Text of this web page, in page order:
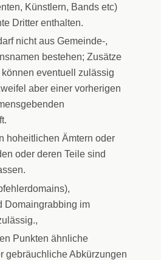
Künstlern, Bands etc)
Dritter enthalten.
nicht aus Gemeinde-,
bestehen; Zusätze
eventuell zulässig
aber einer vorherigen
hoheitlichen Ämtern oder
oder deren Teile sind
Domaingrabbing im
Punkten ähnliche
gebräuchliche Abkürzungen